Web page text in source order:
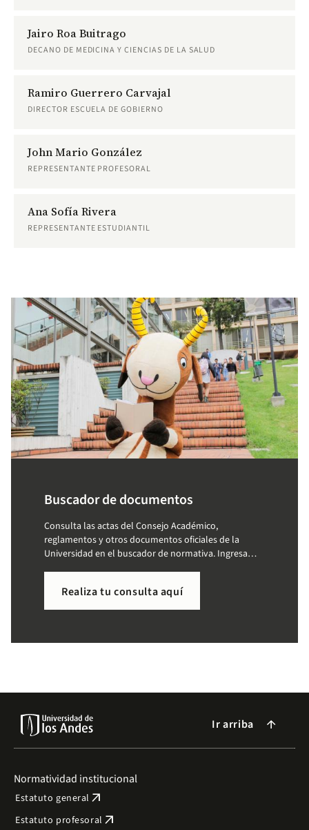
Jairo Roa Buitrago
DECANO DE MEDICINA Y CIENCIAS DE LA SALUD
Ramiro Guerrero Carvajal
DIRECTOR ESCUELA DE GOBIERNO
John Mario González
REPRESENTANTE PROFESORAL
Ana Sofía Rivera
REPRESENTANTE ESTUDIANTIL
Buscador de documentos
Consulta las actas del Consejo Académico,
reglamentos y otros documentos oficiales de la
Universidad en el buscador de normativa. Ingresa
Realiza tu consulta aquí
Ir arriba arrow_forward
Normatividad institucional
Estatuto general arrow_outward
Estatuto profesoral arrow_outward